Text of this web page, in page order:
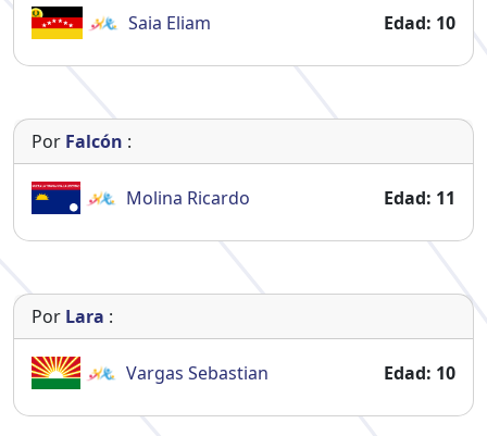
Saia Eliam Edad: 10
Por Falcón :
Molina Ricardo Edad: 11
Por Lara :
Vargas Sebastian Edad: 10